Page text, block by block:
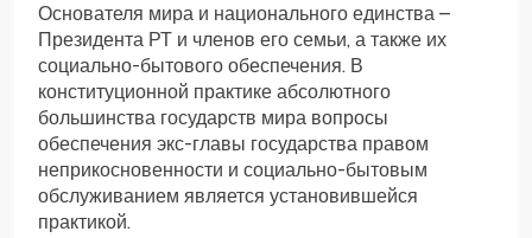
Основателя мира и национального единства –
Президента РТ и членов его семьи, а также их
социально-бытового обеспечения. В
конституционной практике абсолютного
большинства государств мира вопросы
обеспечения экс-главы государства правом
неприкосновенности и социально-бытовым
обслуживанием является установившейся
практикой.